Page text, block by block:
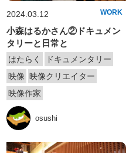
2024.03.12 WORK
小森はるかさん②ドキュメン
タリーと日常と
はたらく
ドキュメンタリー
映像 映像クリエイター
映像作家
osushi